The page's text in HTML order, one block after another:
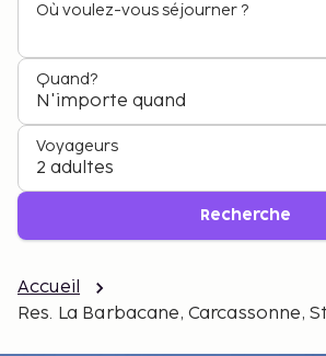
Où voulez-vous séjourner ?
Quand?
N'importe quand
Voyageurs
2 adultes
Recherche
Accueil
Res. La Barbacane, Carcassonne,